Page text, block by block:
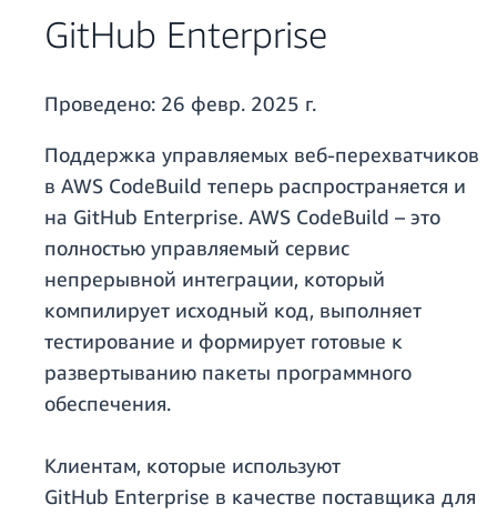
GitHub Enterprise
Проведено: 26 февр. 2025 г.
Поддержка управляемых веб-перехватчиков
в AWS CodeBuild теперь распространяется и
на GitHub Enterprise. AWS CodeBuild – это
полностью управляемый сервис
непрерывной интеграции, который
компилирует исходный код, выполняет
тестирование и формирует готовые к
развертыванию пакеты программного
обеспечения.
Клиентам, которые используют
GitHub Enterprise в качестве поставщика для